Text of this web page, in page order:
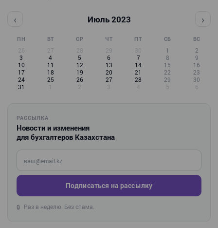
‹ Июль 2023 ›
ПН ВТ СР ЧТ ПТ СБ ВС
26 27 28 29 30 1
2
3
4 5 6 7 8
9
10
11 12 13 14 15
16
17
18 19 20 21 22
23
24
25 26 27 28 29
30
31
1 2 3 4 5 6
РАССЫЛКА
Новости и изменения
для бухгалтеров Казахстана
Введите ваш e-mail
Подписаться на рассылку
🔒 Раз в неделю. Без спама.